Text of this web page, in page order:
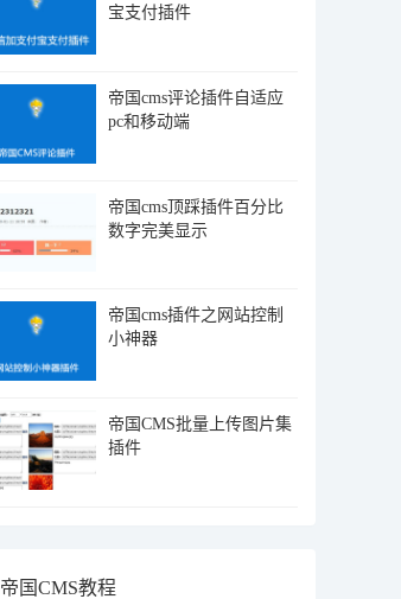
宝支付插件
帝国cms评论插件自适应
pc和移动端
帝国cms顶踩插件百分比
数字完美显示
帝国cms插件之网站控制
小神器
帝国CMS批量上传图片集
插件
帝国CMS教程